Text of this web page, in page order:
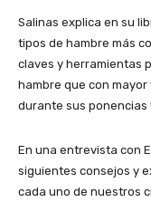
Salinas explica en su
tipos de hambre más
claves y herramientas
hambre que con
durante sus
En una entrevista con
siguientes consejos y
cada uno de nuestros